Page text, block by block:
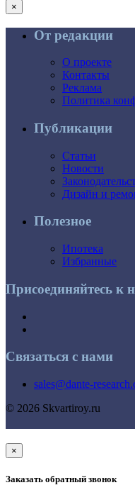
×
От редакции
О проекте
Контакты
Реклама
Политика
Публикации
Статьи
Новости
Дизайн и
Полезное
Ипотека
Избранные
Присоединяйтесь к
Связаться с нами
sales@dante-
© 2026 Skvartiroy.ru
×
Заказать обратный звонок